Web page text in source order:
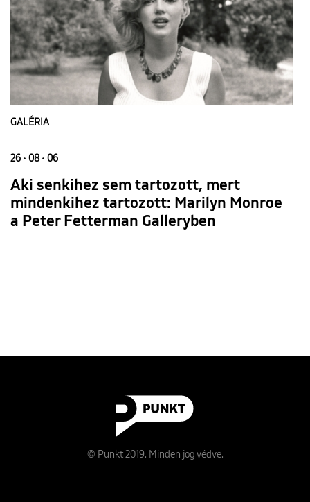
GALÉRIA
26 • 08 • 06
Aki senkihez sem tartozott, mert
mindenkihez tartozott: Marilyn Monroe
a Peter Fetterman Galleryben
© Punkt 2019. Minden jog védve.